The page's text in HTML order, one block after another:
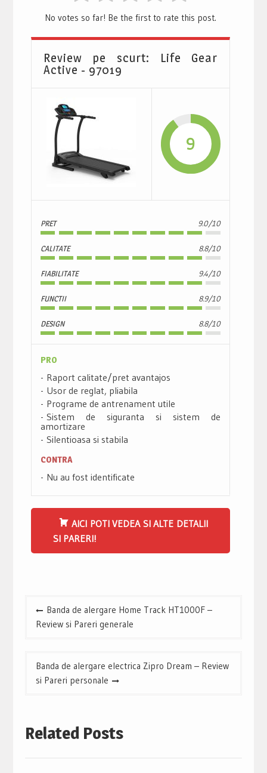
No votes so far! Be the first to rate this post.
Review pe scurt: Life Gear
Active - 97019
9
PRET 9.0/10
CALITATE 8.8/10
FIABILITATE 9.4/10
FUNCTII 8.9/10
DESIGN 8.8/10
PRO
Raport calitate/pret avantajos
Usor de reglat, pliabila
Programe de antrenament utile
Sistem de siguranta si sistem de
amortizare
Silentioasa si stabila
CONTRA
Nu au fost identificate
AICI POTI VEDEA SI ALTE DETALII
SI PARERI!
NavigareBanda de alergare Home Track HT1000F –
Review si Pareri generale
Banda de alergare electrica Zipro Dream – Review
si Pareri personale
Related Posts